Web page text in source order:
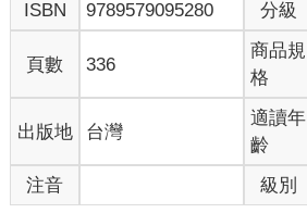
ISBN
9789579095280 分級
頁數 336
商品規
格
出版地 台灣
適讀年
齡
注音 級別